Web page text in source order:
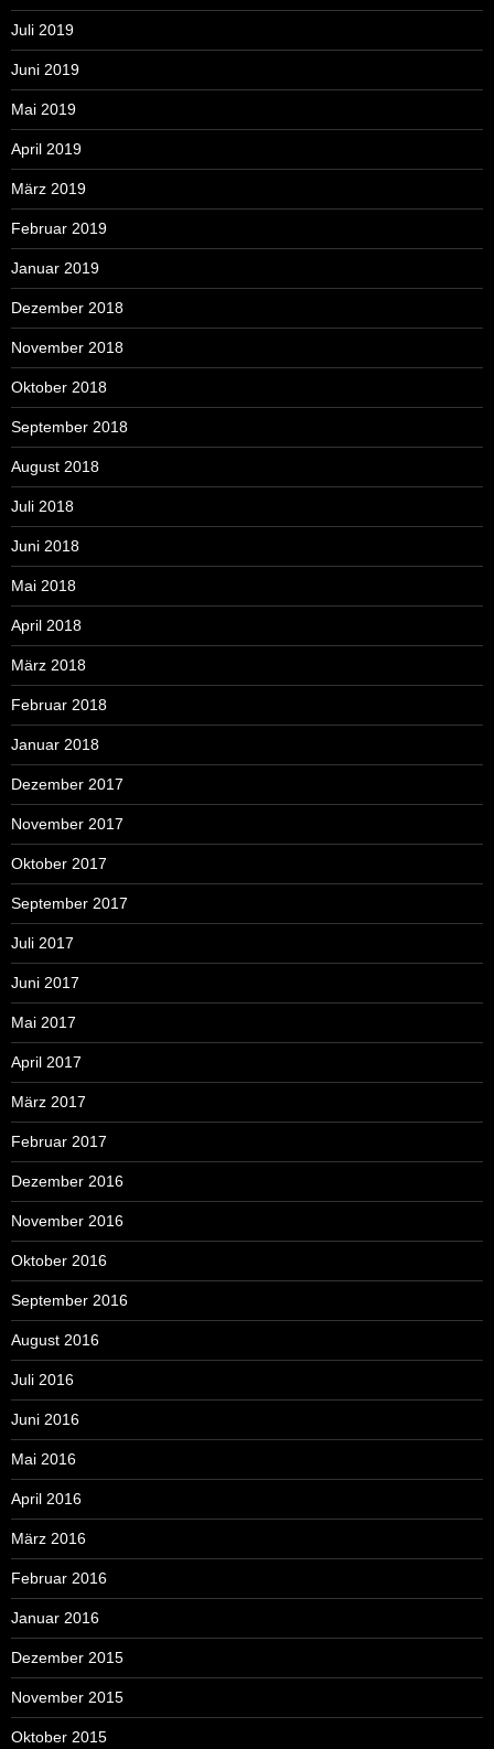
Juli 2019
Juni 2019
Mai 2019
April 2019
März 2019
Februar 2019
Januar 2019
Dezember 2018
November 2018
Oktober 2018
September 2018
August 2018
Juli 2018
Juni 2018
Mai 2018
April 2018
März 2018
Februar 2018
Januar 2018
Dezember 2017
November 2017
Oktober 2017
September 2017
Juli 2017
Juni 2017
Mai 2017
April 2017
März 2017
Februar 2017
Dezember 2016
November 2016
Oktober 2016
September 2016
August 2016
Juli 2016
Juni 2016
Mai 2016
April 2016
März 2016
Februar 2016
Januar 2016
Dezember 2015
November 2015
Oktober 2015